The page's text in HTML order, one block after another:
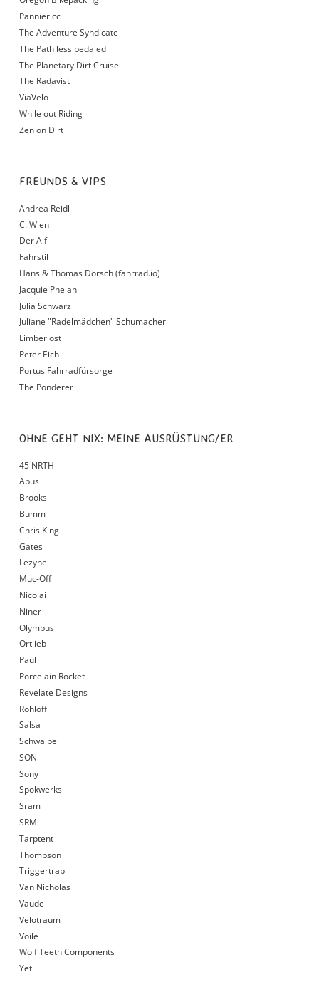
Pannier.cc
The Adventure Syndicate
The Path less pedaled
The Planetary Dirt Cruise
The Radavist
ViaVelo
While out Riding
Zen on Dirt
FREUNDS & VIPS
Andrea Reidl
C. Wien
Der Alf
Fahrstil
Hans & Thomas Dorsch (fahrrad.io)
Jacquie Phelan
Julia Schwarz
Juliane "Radelmädchen" Schumacher
Limberlost
Peter Eich
Portus Fahrradfürsorge
The Ponderer
OHNE GEHT NIX: MEINE AUSRÜSTUNG/ER
45 NRTH
Abus
Brooks
Bumm
Chris King
Gates
Lezyne
Muc-Off
Nicolai
Niner
Olympus
Ortlieb
Paul
Porcelain Rocket
Revelate Designs
Rohloff
Salsa
Schwalbe
SON
Sony
Spokwerks
Sram
SRM
Tarptent
Thompson
Triggertrap
Van Nicholas
Vaude
Velotraum
Voile
Wolf Teeth Components
Yeti